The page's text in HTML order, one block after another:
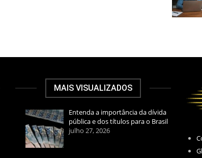
MAIS VISUALIZADOS
Entenda a importância da dívida
pública e dos títulos para o Brasil
julho 27, 2026